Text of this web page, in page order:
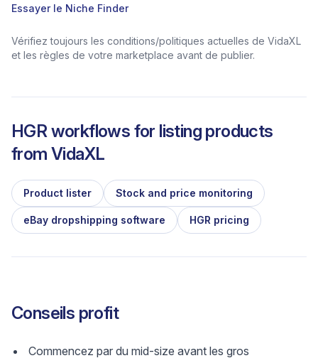
Essayer le Niche Finder
Vérifiez toujours les conditions/politiques actuelles de VidaXL
et les règles de votre marketplace avant de publier.
HGR workflows for listing products
from VidaXL
Product lister Stock and price monitoring
eBay dropshipping software HGR pricing
Conseils profit
Commencez par du mid-size avant les gros